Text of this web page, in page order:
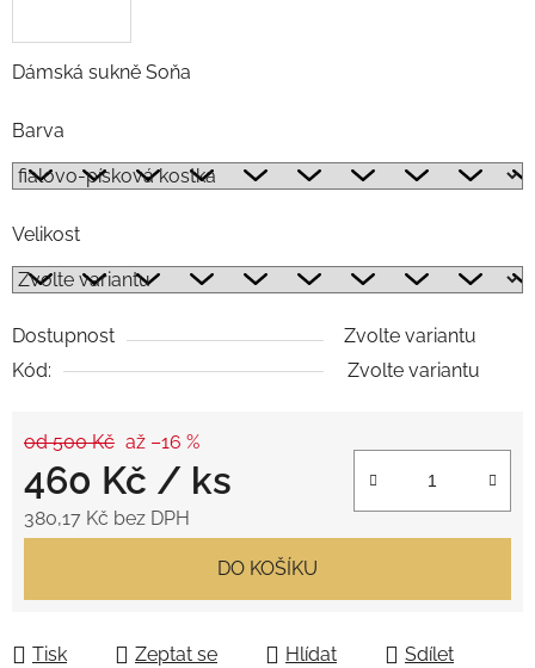
Dámská sukně Soňa
Barva
Velikost
Dostupnost
Zvolte variantu
Kód:
Zvolte variantu
od 500 Kč až –16 %
460 Kč / ks
380,17 Kč bez DPH
DO KOŠÍKU
Tisk Zeptat se Hlídat Sdílet